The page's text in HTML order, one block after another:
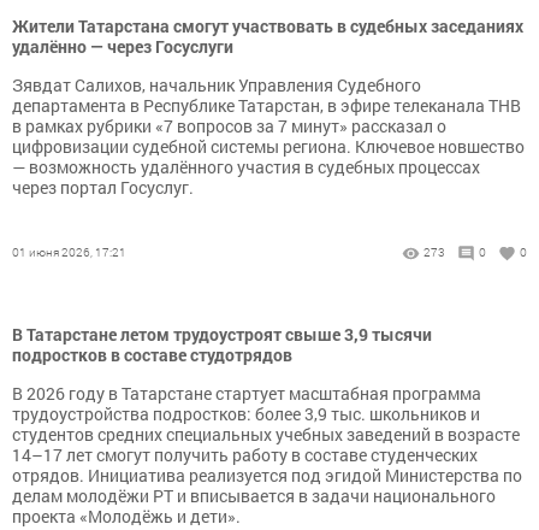
Жители Татарстана смогут участвовать в судебных заседаниях
удалённо — через Госуслуги
Зявдат Салихов, начальник Управления Судебного
департамента в Республике Татарстан, в эфире телеканала ТНВ
в рамках рубрики «7 вопросов за 7 минут» рассказал о
цифровизации судебной системы региона. Ключевое новшество
— возможность удалённого участия в судебных процессах
через портал Госуслуг.
01 июня 2026, 17:21 273 0 0
В Татарстане летом трудоустроят свыше 3,9 тысячи
подростков в составе студотрядов
В 2026 году в Татарстане стартует масштабная программа
трудоустройства подростков: более 3,9 тыс. школьников и
студентов средних специальных учебных заведений в возрасте
14–17 лет смогут получить работу в составе студенческих
отрядов. Инициатива реализуется под эгидой Министерства по
делам молодёжи РТ и вписывается в задачи национального
проекта «Молодёжь и дети».